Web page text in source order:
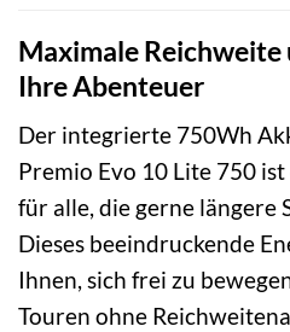
Maximale
Ihre Abenteuer
Der integrierte 750Wh
Premio Evo 10 Lite 750
für alle, die gerne längere
Dieses beeindruckende
Ihnen, sich frei zu
Touren ohne